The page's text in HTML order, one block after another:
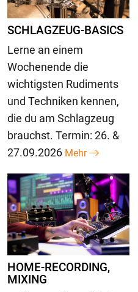
SCHLAGZEUG-BASICS
Lerne an einem
Wochenende die
wichtigsten Rudiments
und Techniken kennen,
die du am Schlagzeug
brauchst. Termin: 26. &
27.09.2026 Mehr
HOME-RECORDING,
MIXING